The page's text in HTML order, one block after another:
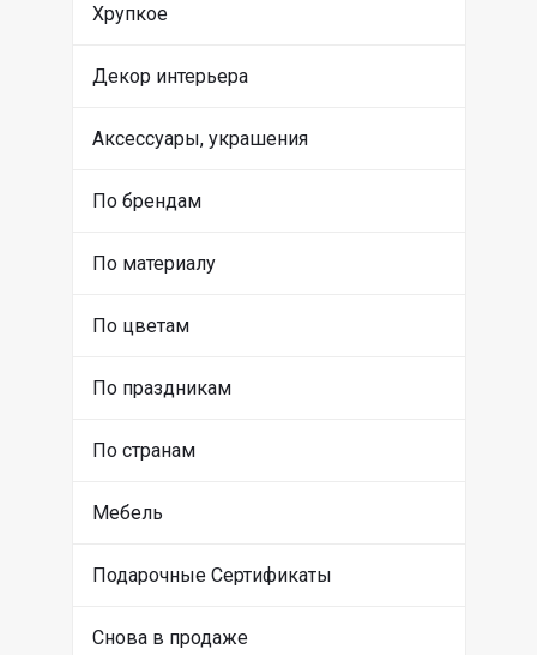
Хрупкое
Декор интерьера
Аксессуары, украшения
По брендам
По материалу
По цветам
По праздникам
По странам
Мебель
Подарочные Сертификаты
Снова в продаже